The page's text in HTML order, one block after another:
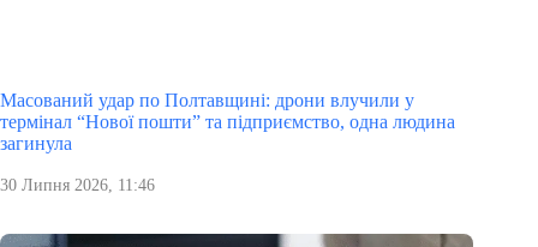
Масований удар по Полтавщині: дрони влучили у
термінал “Нової пошти” та підприємство, одна людина
загинула
30 Липня 2026, 11:46